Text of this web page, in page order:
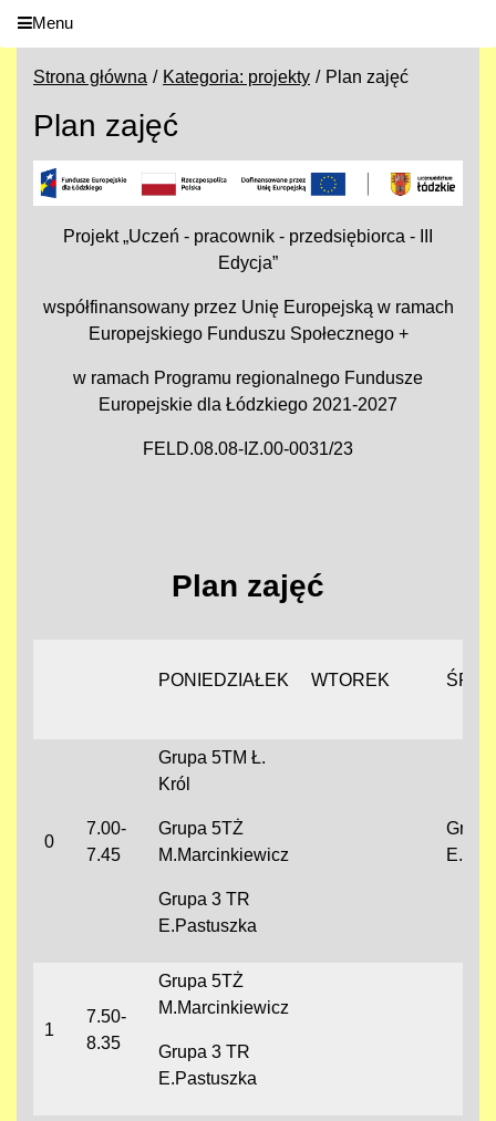
Menu
Strona główna Kategoria: projekty Plan zajęć
Plan zajęć
Projekt „Uczeń - pracownik - przedsiębiorca - III
Edycja”
współfinansowany przez Unię Europejską w ramach
Europejskiego Funduszu Społecznego +
w ramach Programu regionalnego Fundusze
Europejskie dla Łódzkiego 2021-2027
FELD.08.08-IZ.00-0031/23
Plan zajęć
PONIEDZIAŁEK WTOREK
0
7.00-
7.45
Grupa 5TM Ł.
Król
Grupa 5TŻ
M.Marcinkiewicz
Grupa 3 TR
E.Pastuszka
1
7.50-
8.35
Grupa 5TŻ
M.Marcinkiewicz
Grupa 3 TR
E.Pastuszka